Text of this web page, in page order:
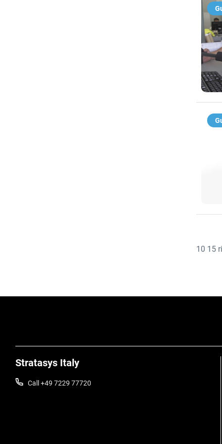
10 15
Stratasys Italy
Call +49 7229 77720